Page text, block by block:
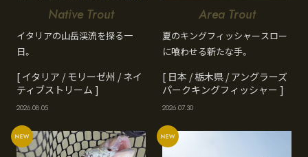
Native Trout
イタリアの山岳渓流を探る一
日。
[ イタリア / モリーゼ州 / ネイ
ティブストリーム ]
2026.08.05
Area Trout
夏のキングフィッシャースロー
に喰わせる新たな手。
[ 日本 / 栃木県 / アングラーズ
パークキングフィッシャー ]
2026.07.30